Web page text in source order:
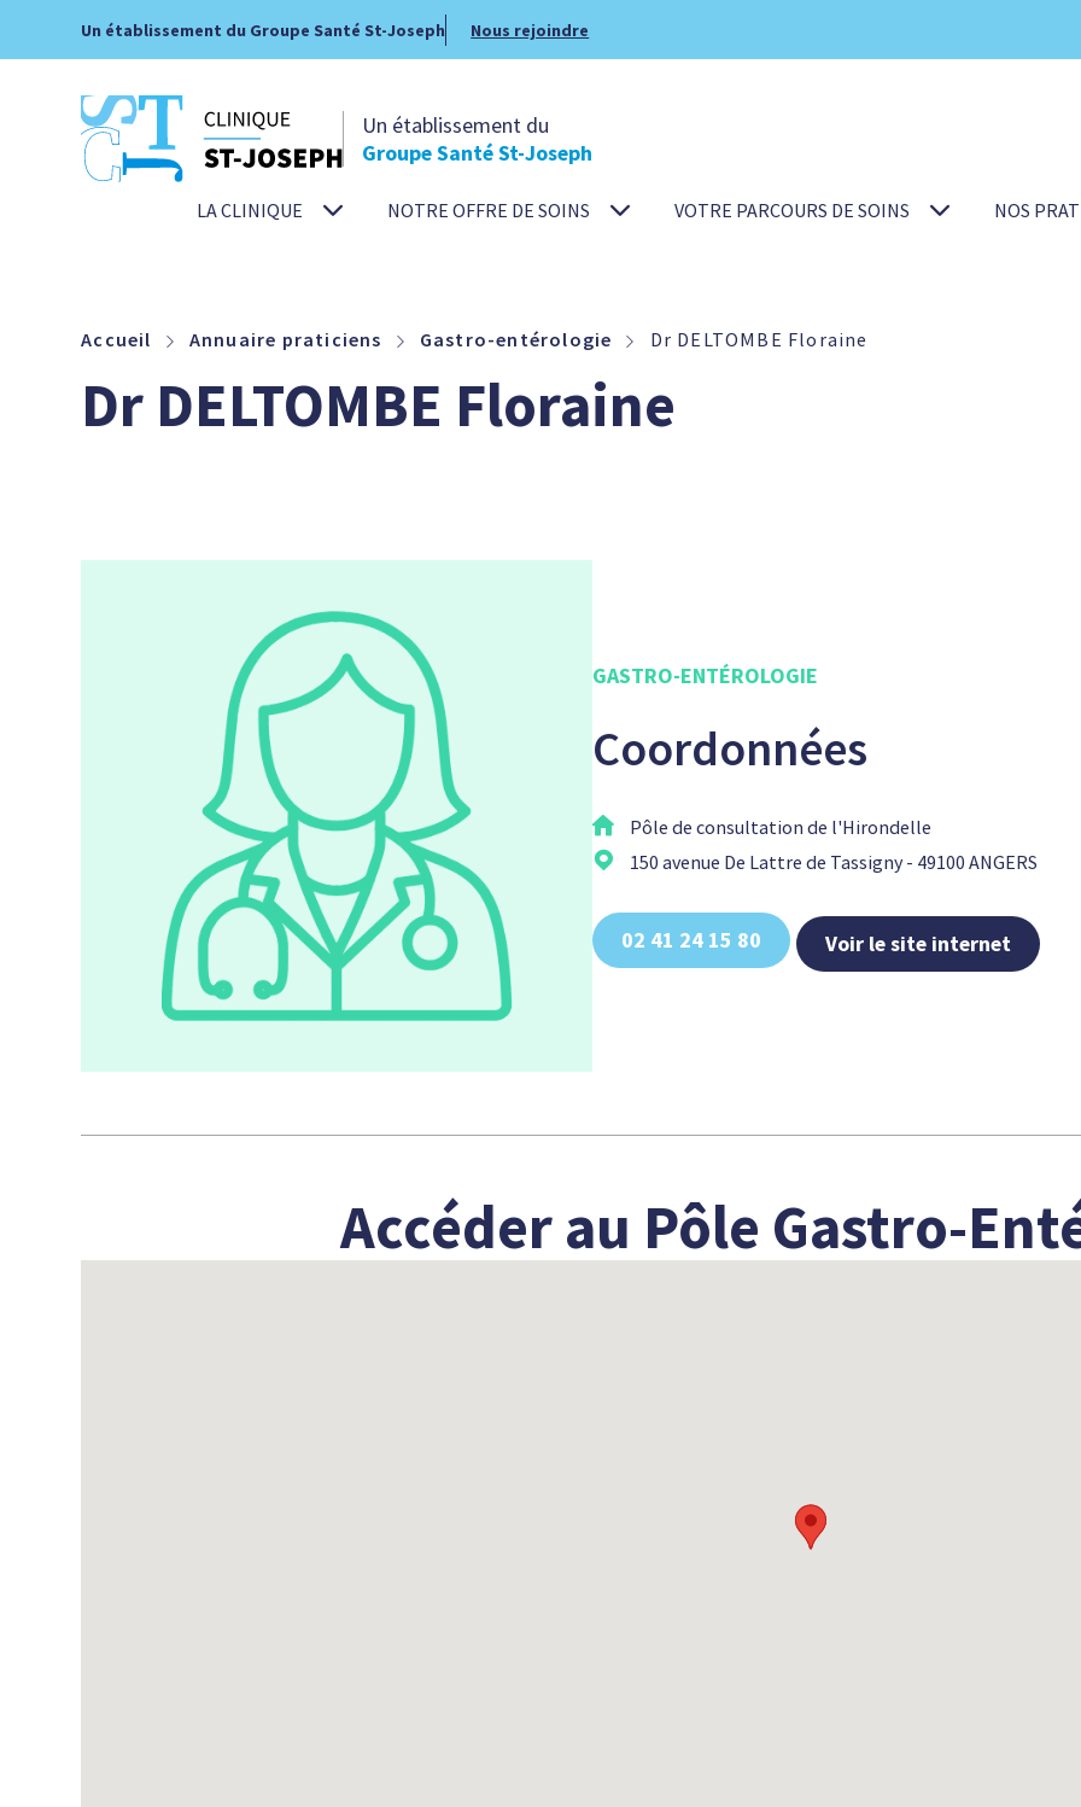
Un établissement du Groupe Santé St-Joseph Nous rejoindre
Un établissement du
Groupe Santé St-Joseph
LA CLINIQUE NOTRE OFFRE DE SOINS VOTRE PARCOURS DE SOINS NOS
Accueil Annuaire praticiens Gastro-entérologie Dr DELTOMBE Floraine
Dr DELTOMBE Floraine
GASTRO-ENTÉROLOGIE
Coordonnées
Pôle de consultation de l'Hirondelle
150 avenue De Lattre de Tassigny - 49100 ANGERS
02 41 24 15 80 Voir le site internet
Accéder au Pôle Gastro-